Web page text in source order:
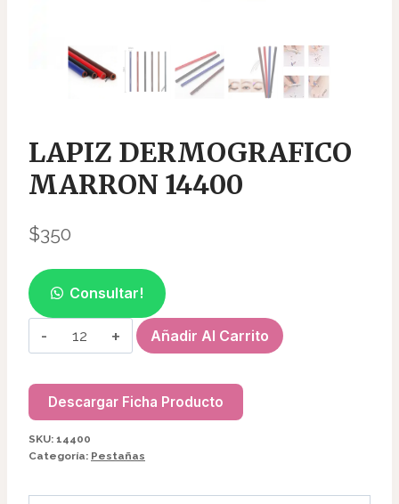
LAPIZ DERMOGRAFICO
MARRON 14400
$350
Consultar!
LAPIZ
DERMOGRAFICO
14400
cantidad
Añadir Al Carrito
Descargar Ficha Producto
SKU: 14400
Categoría: Pestañas